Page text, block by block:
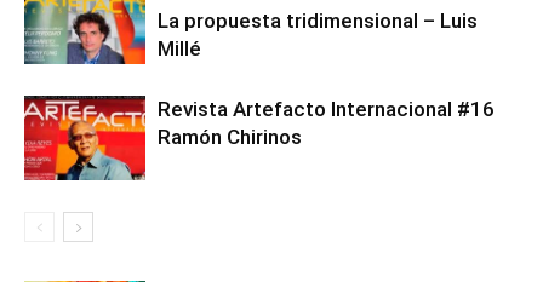
La propuesta tridimensional – Luis
Millé
Revista Artefacto Internacional #16
Ramón Chirinos